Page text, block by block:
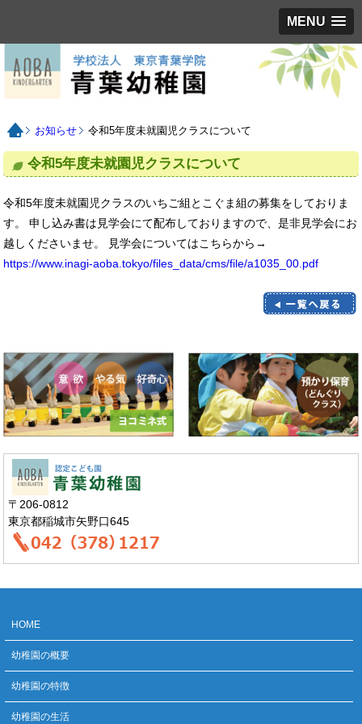
MENU
お知らせ 令和5年度未就園児クラスについて
令和5年度未就園児クラスについて
令和5年度未就園児クラスのいちご組とこぐま組の募集をしておりま
す。 申し込み書は見学会にて配布しておりますので、是非見学会にお
越しくださいませ。 見学会についてはこちらから→
https://www.inagi-aoba.tokyo/files_data/cms/file/a1035_00.pdf
〒206-0812
東京都稲城市矢野口645
HOME
幼稚園の概要
幼稚園の特徴
幼稚園の生活